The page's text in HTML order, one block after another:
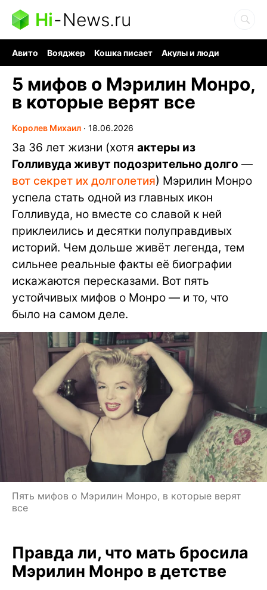
Hi-News.ru
Авито Вояджер Кошка писает
Акулы и люди
5 мифов о Мэрилин Монро,
в которые верят все
Королев Михаил ∙ 18.06.2026
За 36 лет жизни (хотя актеры из
Голливуда живут подозрительно долго —
вот секрет их долголетия) Мэрилин Монро
успела стать одной из главных икон
Голливуда, но вместе со славой к ней
приклеились и десятки полуправдивых
историй. Чем дольше живёт легенда, тем
сильнее реальные факты её биографии
искажаются пересказами. Вот пять
устойчивых мифов о Монро — и то, что
было на самом деле.
Пять мифов о Мэрилин Монро, в которые верят
все
Правда ли, что мать бросила
Мэрилин Монро в детстве